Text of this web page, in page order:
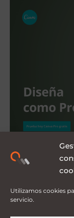
Utilizamos cookies
servicio.